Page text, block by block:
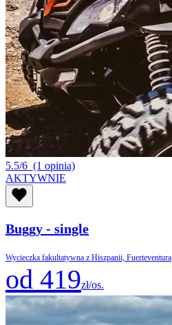
5.5/6 (1 opinia)
AKTYWNIE
Buggy - single
Wycieczka fakultatywna z Hiszpanii, Fuerteventura
od 419zł/os.